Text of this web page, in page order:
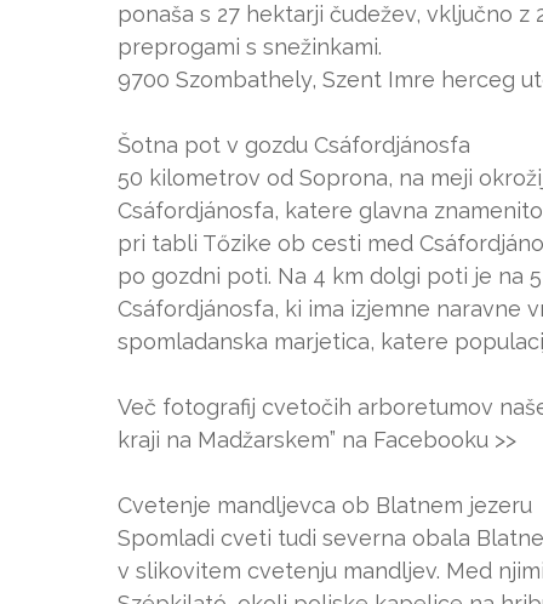
ponaša s 27 hektarji čudežev, vključno
preprogami s snežinkami.
9700 Szombathely, Szent Imre herceg
Šotna pot v gozdu Csáfordjánosfa
50 kilometrov od Soprona, na meji
Csáfordjánosfa, katere glavna
pri tabli Tőzike ob cesti med
po gozdni poti. Na 4 km dolgi poti je na
Csáfordjánosfa, ki ima izjemne naravne
spomladanska marjetica, katere
Več fotografij cvetočih arboretumov
kraji na Madžarskem” na Facebooku >>
Cvetenje mandljevca ob Blatnem jezeru
Spomladi cveti tudi severna obala
v slikovitem cvetenju mandljev. Med